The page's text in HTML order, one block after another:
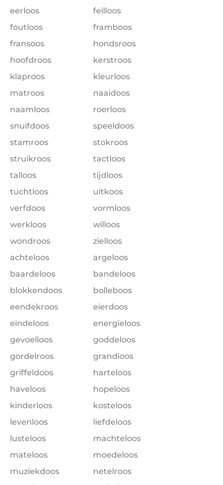
eerloos
feilloos
foutloos
framboos
fransoos
hondsroos
hoofdroos
kerstroos
klaproos
kleurloos
matroos
naaidoos
naamloos
roerloos
snuifdoos
speeldoos
stamroos
stokroos
struikroos
tactloos
talloos
tijdloos
tuchtloos
uitkoos
verfdoos
vormloos
werkloos
willoos
wondroos
zielloos
achteloos
argeloos
baardeloos
bandeloos
blokkendoos
bolleboos
eendekroos
eierdoos
eindeloos
energieloos
gevoelloos
goddeloos
gordelroos
grandioos
griffeldoos
harteloos
haveloos
hopeloos
kinderloos
kosteloos
levenloos
liefdeloos
lusteloos
machteloos
mateloos
moedeloos
muziekdoos
netelroos